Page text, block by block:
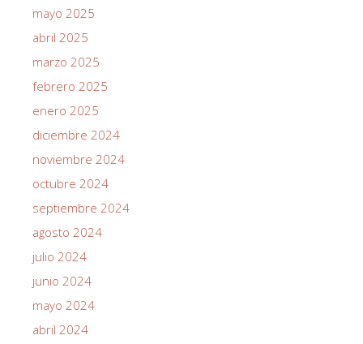
mayo 2025
abril 2025
marzo 2025
febrero 2025
enero 2025
diciembre 2024
noviembre 2024
octubre 2024
septiembre 2024
agosto 2024
julio 2024
junio 2024
mayo 2024
abril 2024